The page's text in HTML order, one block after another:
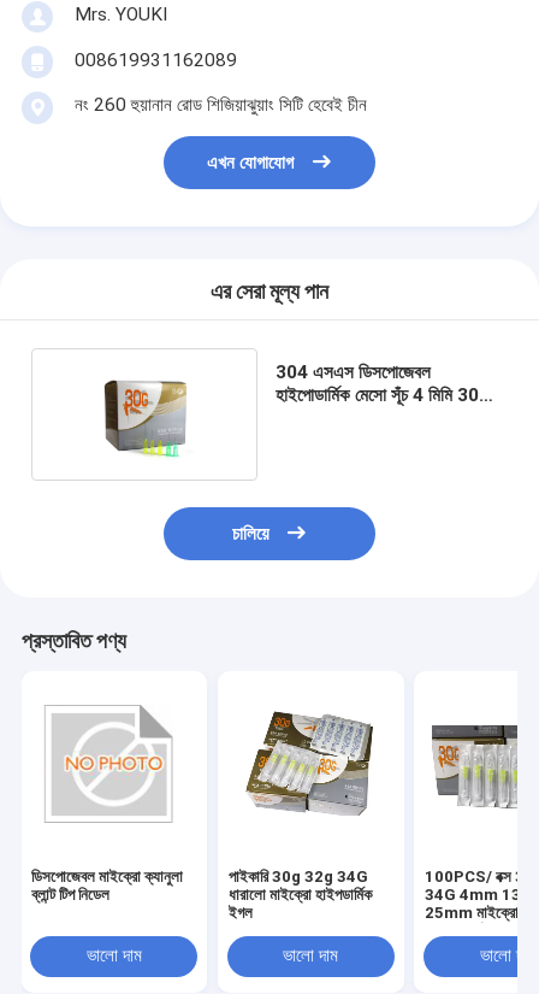
Mrs. YOUKI
008619931162089
নং 260 হুয়ানান রোড শিজিয়াঝুয়াং সিটি হেবেই চীন
এখন যোগাযোগ
এর সেরা মূল্য পান
304 এসএস ডিসপোজেবল
হাইপোডার্মিক মেসো সূঁচ 4 মিমি 30
চালিয়ে
প্রস্তাবিত পণ্য
ডিসপোজেবল মাইক্রো ক্যানুলা
ব্লান্ট টিপ নিডেল
ভালো দাম
পাইকারি 30g 32g 34G
ধারালো মাইক্রো হাইপডার্মিক
ইগল
ভালো দাম
100PCS/ বক্স
34G 4mm
25mm মাইক্রো
ইগল
ভালো দাম